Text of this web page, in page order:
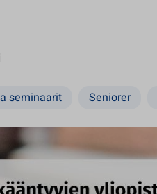
seminaarit Seniorer